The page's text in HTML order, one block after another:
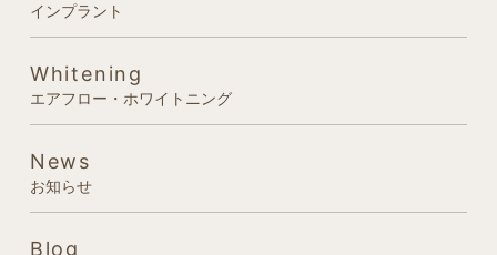
インプラント
Whitening
エアフロー・ホワイトニング
News
お知らせ
Blog